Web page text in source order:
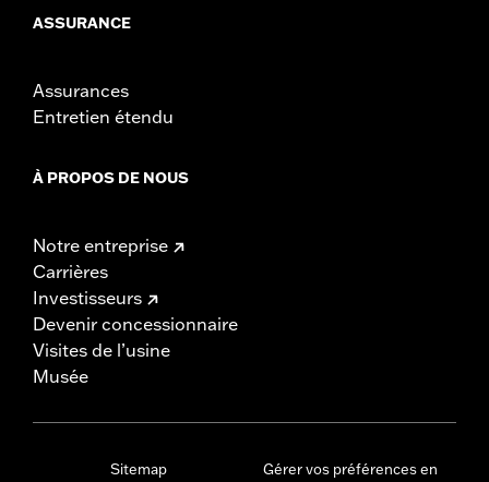
ASSURANCE
Assurances
Entretien étendu
À PROPOS DE NOUS
Notre entreprise
Carrières
Investisseurs
Devenir concessionnaire
Visites de l’usine
Musée
Sitemap Gérer vos préférences en